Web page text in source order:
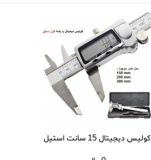
کولیس دیجیتال 15 سانت استیل